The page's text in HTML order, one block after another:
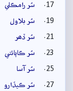
سُر رامڪلي
سُر بلاول
سُر ڏھر
سُر ڪاپائتي
سُر آسا
سُر ڪيڏارو